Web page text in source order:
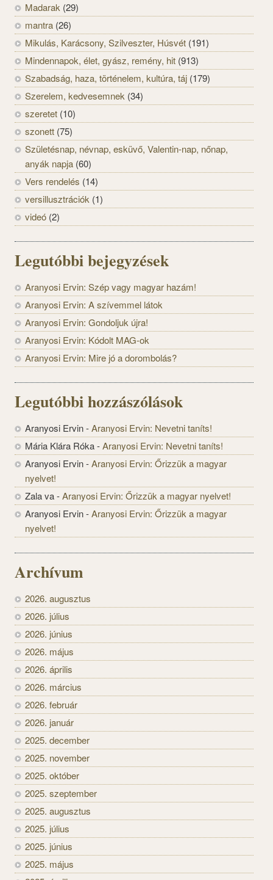
Madarak (29)
mantra (26)
Mikulás, Karácsony, Szilveszter, Húsvét (191)
Mindennapok, élet, gyász, remény, hit (913)
Szabadság, haza, történelem, kultúra, táj (179)
Szerelem, kedvesemnek (34)
szeretet (10)
szonett (75)
Születésnap, névnap, esküvő, Valentin-nap, nőnap,
anyák napja (60)
Vers rendelés (14)
versillusztrációk (1)
videó (2)
Legutóbbi bejegyzések
Aranyosi Ervin: Szép vagy magyar hazám!
Aranyosi Ervin: A szívemmel látok
Aranyosi Ervin: Gondoljuk újra!
Aranyosi Ervin: Kódolt MAG-ok
Aranyosi Ervin: Mire jó a dorombolás?
Legutóbbi hozzászólások
Aranyosi Ervin-Aranyosi Ervin: Nevetni taníts!
Mária Klára Róka-Aranyosi Ervin: Nevetni taníts!
Aranyosi Ervin-Aranyosi Ervin: Őrizzük a magyar
nyelvet!
Zala va-Aranyosi Ervin: Őrizzük a magyar nyelvet!
Aranyosi Ervin-Aranyosi Ervin: Őrizzük a magyar
nyelvet!
Archívum
2026. augusztus
2026. július
2026. június
2026. május
2026. április
2026. március
2026. február
2026. január
2025. december
2025. november
2025. október
2025. szeptember
2025. augusztus
2025. július
2025. június
2025. május